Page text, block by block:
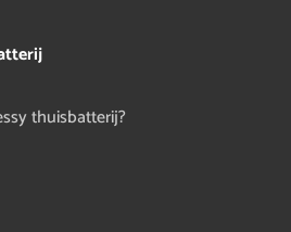
thuisbatterij?